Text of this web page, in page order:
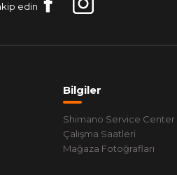
edin
Bilgiler
Shimano Service Center
Çalışma Saatleri
Mağaza Fotoğrafları